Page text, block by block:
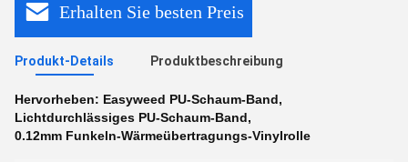
Erhalten Sie besten Preis
Produkt-Details Produktbeschreibung
Hervorheben: Easyweed PU-Schaum-Band,
Lichtdurchlässiges PU-Schaum-Band,
0.12mm Funkeln-Wärmeübertragungs-Vinylrolle